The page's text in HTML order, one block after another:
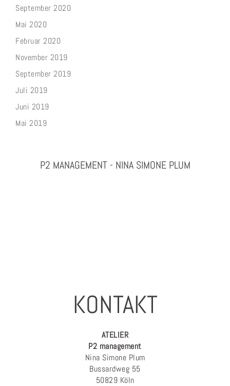
September 2020
Mai 2020
Februar 2020
November 2019
September 2019
Juli 2019
Juni 2019
Mai 2019
P2 MANAGEMENT - NINA SIMONE PLUM
KONTAKT
ATELIER
P2 management
Nina Simone Plum
Bussardweg 55
50829 Köln